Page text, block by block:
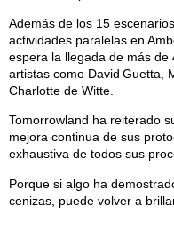
Además de los 15
actividades paralelas en
espera la llegada de más
artistas como David Guetta,
Charlotte de Witte.
Tomorrowland ha reiterado
mejora continua de sus
exhaustiva de todos sus
Porque si algo ha
cenizas, puede volver a